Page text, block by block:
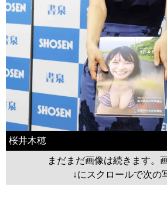
桜井木穂
まだまだ画像は続きます。
↓にスクロールで次の